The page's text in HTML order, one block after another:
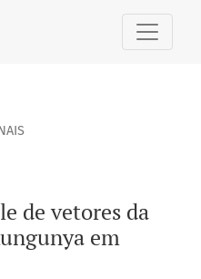
da Dengue, Zika e
de vetores da
em